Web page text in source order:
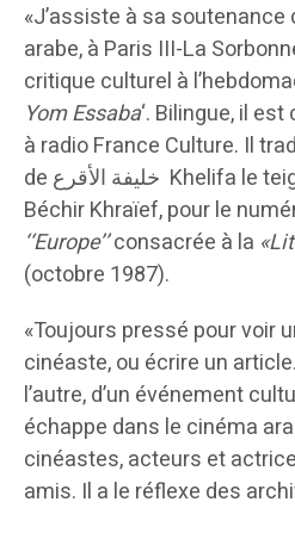
«J’assiste à sa
arabe, à Paris III-La
Yom Essaba‘. Bilingue, il
à radio France Culture. Il
de خليفة الأقرع Khelifa le teigneux, nouvelle de
Béchir Khraïef, pour le
‘‘Europe’’consacrée à la
(octobre 1987).
«Toujours pressé pour voir
cinéaste, ou écrire un
l’autre, d’un événement
échappe dans le cinéma
cinéastes, acteurs et
amis. Il a le réflexe des